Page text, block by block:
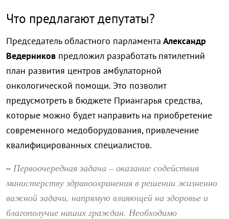
Что предлагают депутаты?
Председатель областного парламента Александр
Ведерников предложил разработать пятилетний
план развития центров амбулаторной
онкологической помощи. Это позволит
предусмотреть в бюджете Приангарья средства,
которые можно будет направить на приобретение
современного медоборудования, привлечение
квалифицированных специалистов.
– Первоочередная задача – оказание содействия
министерству здравоохранения в решении жизненно
важной задачи, напрямую влияющей на здоровье и
благополучие наших граждан. Необходимо